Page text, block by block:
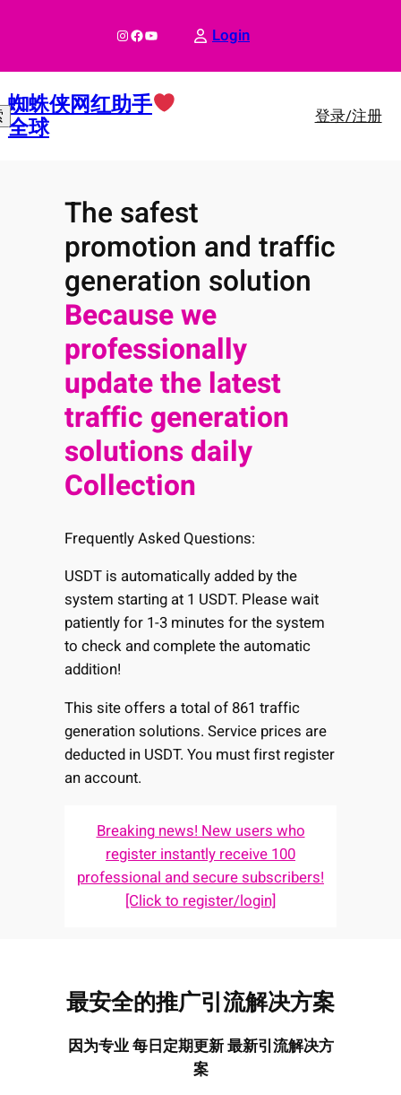
InstagramFacebook YouTube Login
蜘蛛侠网红助手
全球 登录/注册
The safest
promotion and traffic
generation solution
Because we
professionally
update the latest
traffic generation
solutions daily
Collection
Frequently Asked Questions:
USDT is automatically added by the
system starting at 1 USDT. Please wait
patiently for 1-3 minutes for the system
to check and complete the automatic
addition!
This site offers a total of 861 traffic
generation solutions. Service prices are
deducted in USDT. You must first register
an account.
Breaking news! New users who
register instantly receive 100
professional and secure subscribers!
[Click to register/login]
最安全的推广引流解决方案
因为专业 每日定期更新 最新引流解决方
案